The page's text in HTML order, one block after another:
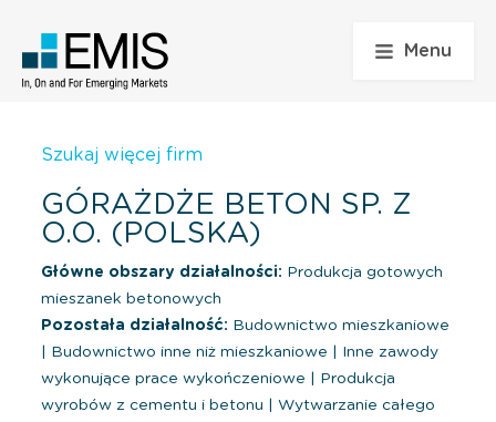
Menu
Szukaj więcej firm
GÓRAŻDŻE BETON SP. Z
O.O. (POLSKA)
Główne obszary działalności: Produkcja gotowych
mieszanek betonowych
Pozostała działalność: Budownictwo mieszkaniowe
Budownictwo inne niż mieszkaniowe
Inne zawody
wykonujące prace wykończeniowe
Produkcja
wyrobów z cementu i betonu
Wytwarzanie całego